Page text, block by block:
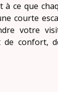
ce que
courte
votre
de confort,